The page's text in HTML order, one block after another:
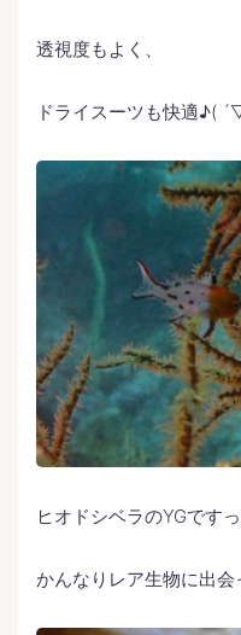
透視度もよく、
ドライスーツも快適♪(
ヒオドシベラのYGです
かんなりレア生物に出